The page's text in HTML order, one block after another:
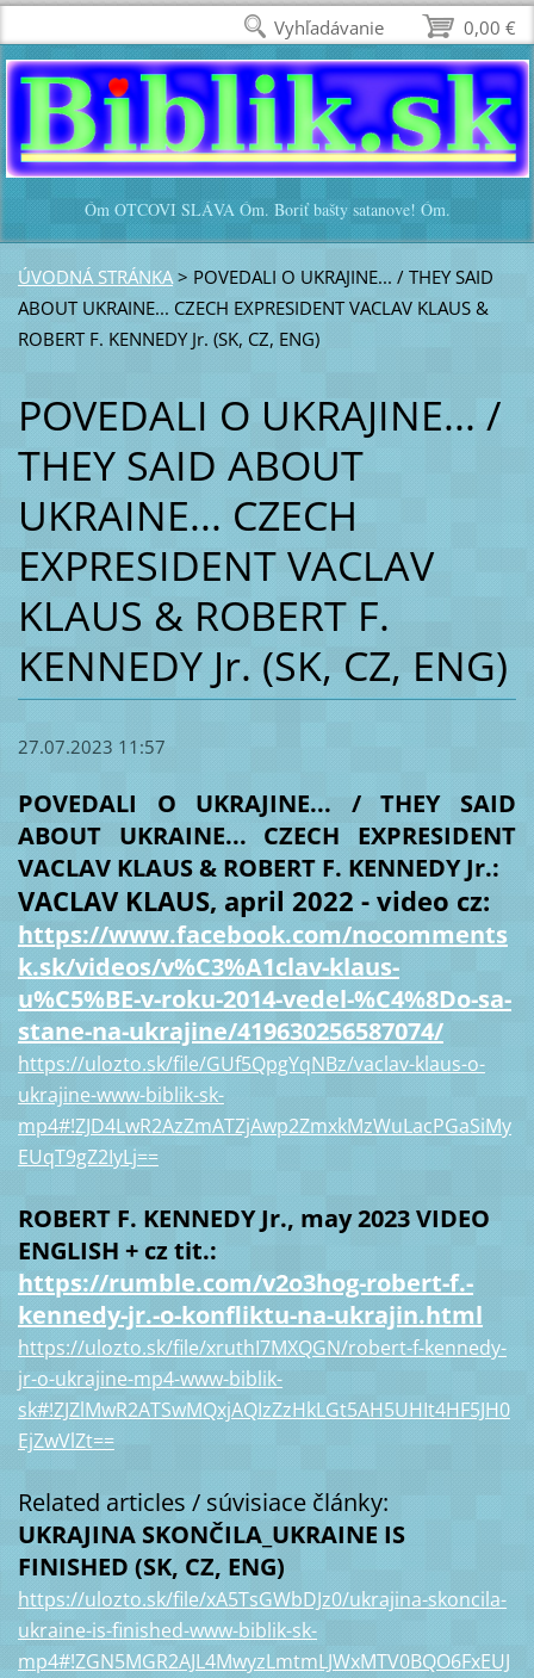
Óm OTCOVI SLÁVA Óm. Boriť bašty satanove! Óm.
ÚVODNÁ STRÁNKA > POVEDALI O UKRAJINE... / THEY SAID
ABOUT UKRAINE... CZECH EXPRESIDENT VACLAV KLAUS &
ROBERT F. KENNEDY Jr. (SK, CZ, ENG)
POVEDALI O UKRAJINE... /
THEY SAID ABOUT
UKRAINE... CZECH
EXPRESIDENT VACLAV
KLAUS & ROBERT F.
KENNEDY Jr. (SK, CZ, ENG)
27.07.2023 11:57
POVEDALI O UKRAJINE... / THEY SAID
ABOUT UKRAINE... CZECH EXPRESIDENT
VACLAV KLAUS & ROBERT F. KENNEDY Jr.:
VACLAV KLAUS, april 2022 - video cz:
https://www.facebook.com/nocomments
k.sk/videos/v%C3%A1clav-klaus-
u%C5%BE-v-roku-2014-vedel-%C4%8Do-sa-
stane-na-ukrajine/419630256587074/
https://ulozto.sk/file/GUf5QpgYqNBz/vaclav-klaus-o-
ukrajine-www-biblik-sk-
mp4#!ZJD4LwR2AzZmATZjAwp2ZmxkMzWuLacPGaSiMy
EUqT9gZ2IyLj==
ROBERT F. KENNEDY Jr., may 2023 VIDEO
ENGLISH + cz tit.:
https://rumble.com/v2o3hog-robert-f.-
kennedy-jr.-o-konfliktu-na-ukrajin.html
https://ulozto.sk/file/xruthI7MXQGN/robert-f-kennedy-
jr-o-ukrajine-mp4-www-biblik-
sk#!ZJZlMwR2ATSwMQxjAQIzZzHkLGt5AH5UHIt4HF5JH0
EjZwVlZt==
Related articles / súvisiace články:
UKRAJINA SKONČILA_UKRAINE IS
FINISHED (SK, CZ, ENG)
https://ulozto.sk/file/xA5TsGWbDJz0/ukrajina-skoncila-
ukraine-is-finished-www-biblik-sk-
mp4#!ZGN5MGR2AJL4MwyzLmtmLJWxMTV0BQO6FxEUJ
0,00 €
Vyhľadávanie